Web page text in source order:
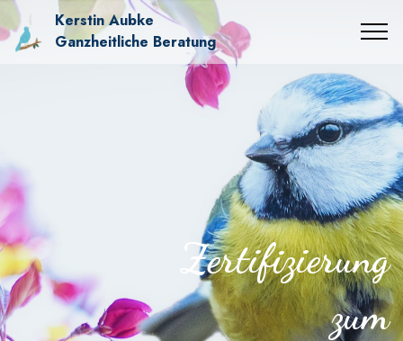
Kerstin Aubke
Ganzheitliche Beratung
Zertifizierung
zum